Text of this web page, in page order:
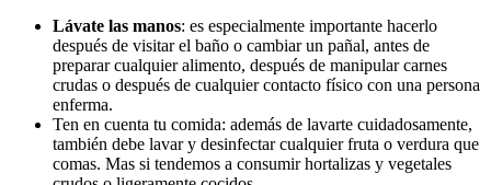
Lávate las manos: es especialmente importante hacerlo
después de visitar el baño o cambiar un pañal, antes de
preparar cualquier alimento, después de manipular carnes
crudas o después de cualquier contacto físico con una persona
enferma.
Ten en cuenta tu comida: además de lavarte cuidadosamente,
también debe lavar y desinfectar cualquier fruta o verdura que
comas. Mas si tendemos a consumir hortalizas y vegetales